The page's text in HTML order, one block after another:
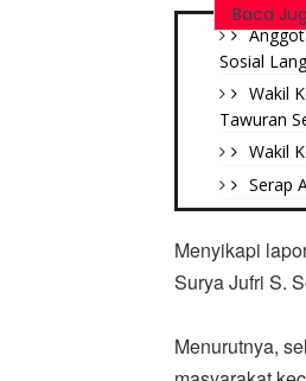
Baca
Sosial
Wakil
Tawuran
Wakil
Serap
Menyikapi
Surya Jufri S.
Menurutnya,